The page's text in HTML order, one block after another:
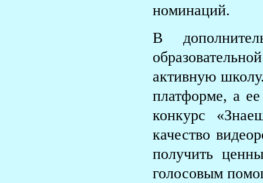
номинаций.
В
активную
платформе, а
конкурс
качество
получить
голосовым